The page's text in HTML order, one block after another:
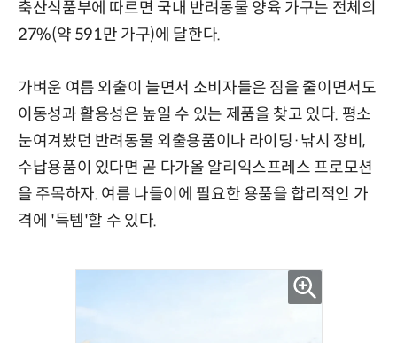
축산식품부에 따르면 국내 반려동물 양육 가구는 전체의
27%(약 591만 가구)에 달한다.
가벼운 여름 외출이 늘면서 소비자들은 짐을 줄이면서도
이동성과 활용성은 높일 수 있는 제품을 찾고 있다. 평소
눈여겨봤던 반려동물 외출용품이나 라이딩·낚시 장비,
수납용품이 있다면 곧 다가올 알리익스프레스 프로모션
을 주목하자. 여름 나들이에 필요한 용품을 합리적인 가
격에 '득템'할 수 있다.